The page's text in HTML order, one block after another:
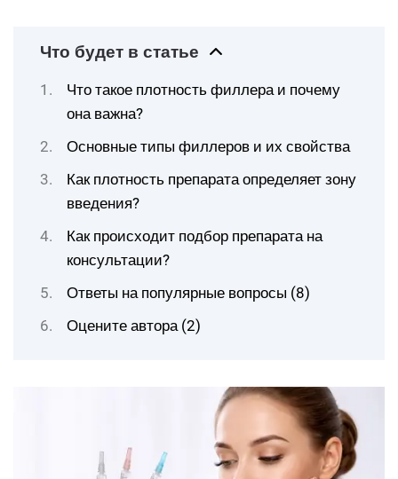
Что будет в статье
Что такое плотность филлера и почему
она важна?
Основные типы филлеров и их свойства
Как плотность препарата определяет зону
введения?
Как происходит подбор препарата на
консультации?
Ответы на популярные вопросы (8)
Оцените автора (2)